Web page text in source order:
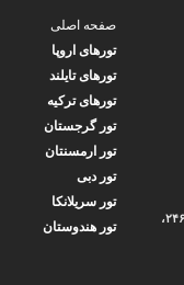
صفحه اصلی
تورهای اروپا
تورهای تایلند
تورهای ترکیه
تور گرجستان
تور ارمسنتان
تور دبی
تور سریلانکا
تور هندوستان
نشانی: میرداماد، بین مصدق جنوبی و شمس تبریزی،ساختمان میلاد، پلاک ۲۴۶،